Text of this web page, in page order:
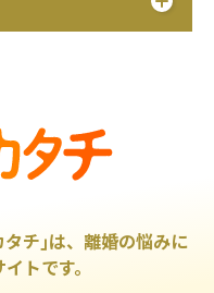
チ｣は、離婚の悩みに
トです。